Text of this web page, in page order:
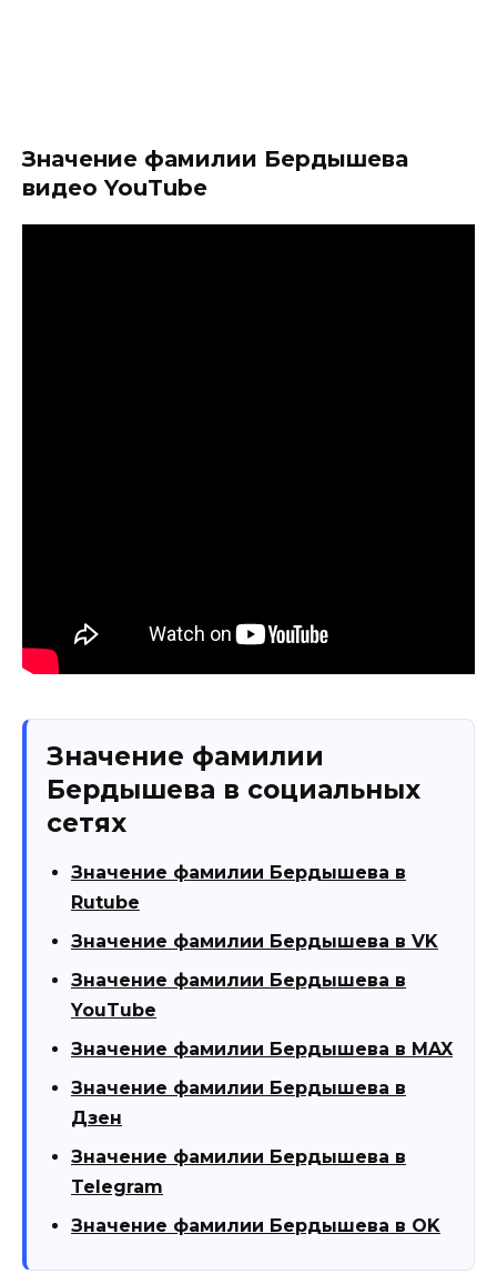
Значение фамилии Бердышева
видео YouTube
Значение фамилии
Бердышева в социальных
сетях
Значение фамилии Бердышева в
Rutube
Значение фамилии Бердышева в VK
Значение фамилии Бердышева в
YouTube
Значение фамилии Бердышева в MAX
Значение фамилии Бердышева в
Дзен
Значение фамилии Бердышева в
Telegram
Значение фамилии Бердышева в OK